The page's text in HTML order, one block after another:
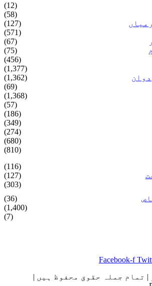
(12)
(58)
(127)
(571)
(67)
(75)
(456)
(1,377)
(1,362)
(69)
(1,368)
(57)
(186)
(349)
(274)
(680)
(810)
(116)
(127)
(303)
(36)
(1,400)
(7)
Facebook-f
| تمام جملہ حقوق محفوظ ہیں |